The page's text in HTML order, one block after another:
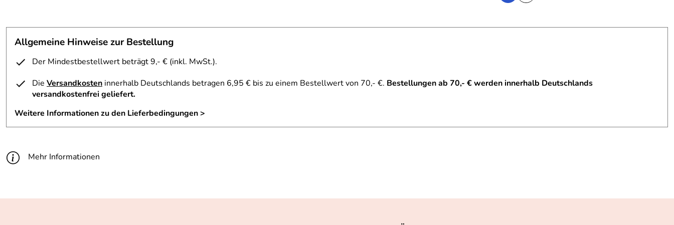
Allgemeine Hinweise zur Bestellung
Der Mindestbestellwert beträgt 9,- € (inkl. MwSt.).
Die Versandkosten innerhalb Deutschlands betragen 6,95 € bis zu einem Bestellwert von 70,- €. Bestellungen ab 70,- € werden innerhalb Deutschlands
versandkostenfrei geliefert.
Weitere Informationen zu den Lieferbedingungen >
Mehr Informationen